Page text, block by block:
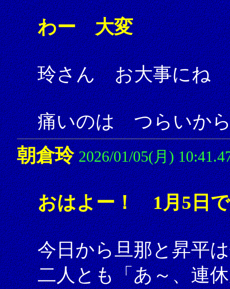
わー 大変
玲さん お大事にね
痛いのは つらいか
朝倉玲 2026/01/05(月)
おはよー！ 1月5日
今日から旦那と昇平
二人とも「あ～、連